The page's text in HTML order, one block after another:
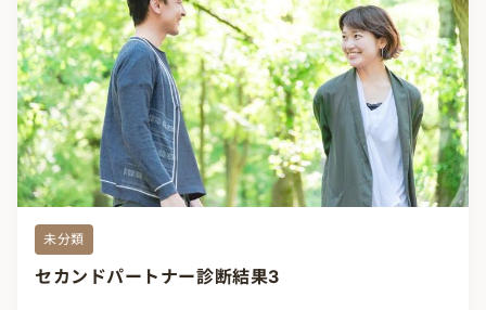
未分類
セカンドパートナー診断結果3